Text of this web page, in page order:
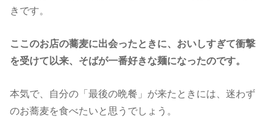
きです。
ここのお店の蕎麦に出会ったときに、おいしすぎて衝撃
を受けて以来、そばが一番好きな麺になったのです。
本気で、自分の「最後の晩餐」が来たときには、迷わず
のお蕎麦を食べたいと思うでしょう。